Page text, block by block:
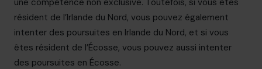
une compétence non exclusive. Toutefois, si vous êtes
résident de l’Irlande du Nord, vous pouvez également
intenter des poursuites en Irlande du Nord, et si vous
êtes résident de l’Écosse, vous pouvez aussi intenter
des poursuites en Écosse.